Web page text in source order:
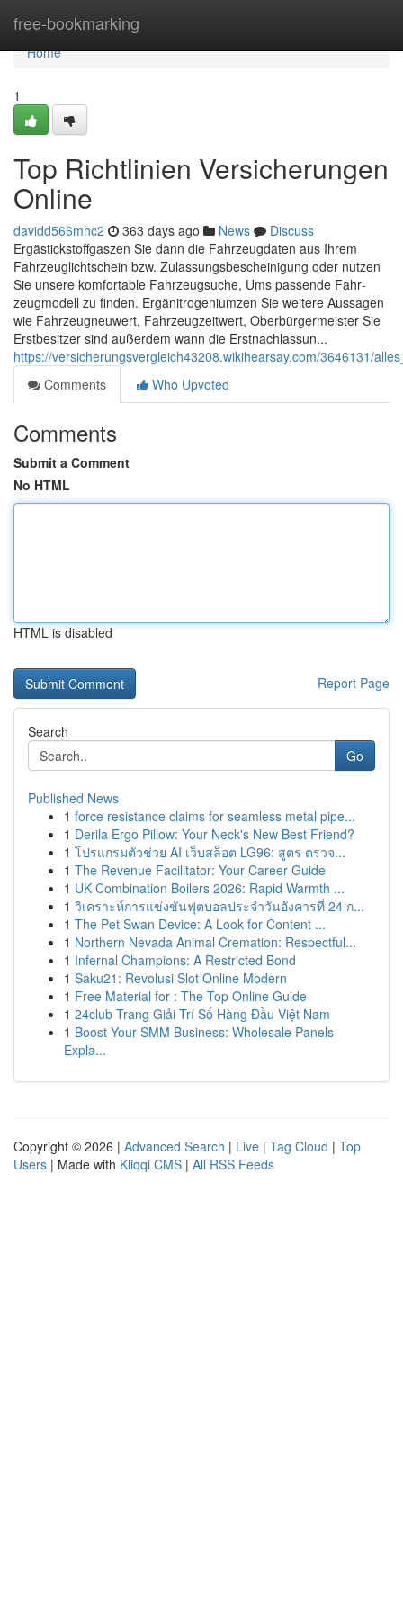
free-bookmarking
Home
Home
1
Top Richtlinien Versicherungen
Online
davidd566mhc2 363 days ago News
Discuss
Ergästickstoffgas­zen Sie dann die Fahr­zeug­da­ten aus Ihrem
Fahr­zeug­lichtschein bzw. Zulas­sungs­be­schei­ni­gung oder nut­zen
Sie unse­re kom­for­ta­ble Fahr­zeug­su­che, Ums pas­sen­de Fahr­
zeug­mo­dell zu fin­den. Ergänitrogenium­zen Sie wei­te­re Aussagen
wie Fahr­zeug­neu­wert, Fahr­zeug­zeit­wert, Oberbürgermeister Sie
Erst­be­sit­zer sind außerdem wann die Erst­nach­las­sun...
https://versicherungsvergleich43208.wikihearsay.com/3646131/
Comments
Who Upvoted
Comments
Submit a Comment
No HTML
HTML is disabled
Report Page
Search
Go
Published News
1 force resistance claims for seamless metal pipe...
1 Derila Ergo Pillow: Your Neck's New Best Friend?
1 โปรแกรมตัวช่วย AI เว็บสล็อต LG96: สูตร ตรวจ...
1 The Revenue Facilitator: Your Career Guide
1 UK Combination Boilers 2026: Rapid Warmth ...
1 วิเคราะห์การแข่งขันฟุตบอลประจำวันอังคารที่ 24 ก...
1 The Pet Swan Device: A Look for Content ...
1 Northern Nevada Animal Cremation: Respectful...
1 Infernal Champions: A Restricted Bond
1 Saku21: Revolusi Slot Online Modern
1 Free Material for : The Top Online Guide
1 24club Trang Giải Trí Số Hàng Đầu Việt Nam
1 Boost Your SMM Business: Wholesale Panels
Expla...
Copyright © 2026 | Advanced Search | Live | Tag Cloud | Top
Users | Made with Kliqqi CMS | All RSS Feeds